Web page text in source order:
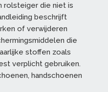
rolsteiger die niet is
beschrijft
of verwijderen
die
stoffen zoals
verplicht gebruiken.
handschoenen